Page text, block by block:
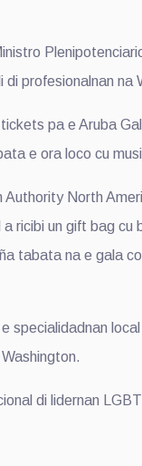
profesionalnan na
pa e Aruba
e ora loco cu
North
ricibi un gift bag cu
tabata na e gala
specialidadnan
di lidernan